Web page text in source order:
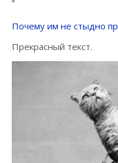
Почему им не стыдно
Прекрасный текст.